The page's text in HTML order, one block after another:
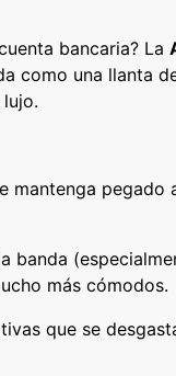
bancaria? La
como una llanta
mantenga
banda
más cómodos.
que se